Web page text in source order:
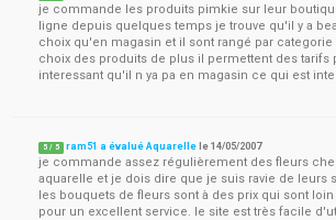
je commande les produits pimkie sur leur
ligne depuis quelques temps je trouve qu'il y a
choix qu'en magasin et il sont rangé par
choix des produits de plus il permettent des tarifs
interessant qu'il n ya pa en magasin ce qui est
5 / 5 ram51 a évalué Aquarelle le14/05/2007
je commande assez régulièrement des fleurs
aquarelle et je dois dire que je suis ravie de leurs
les bouquets de fleurs sont à des prix qui sont
pour un excellent service. le site est très facile